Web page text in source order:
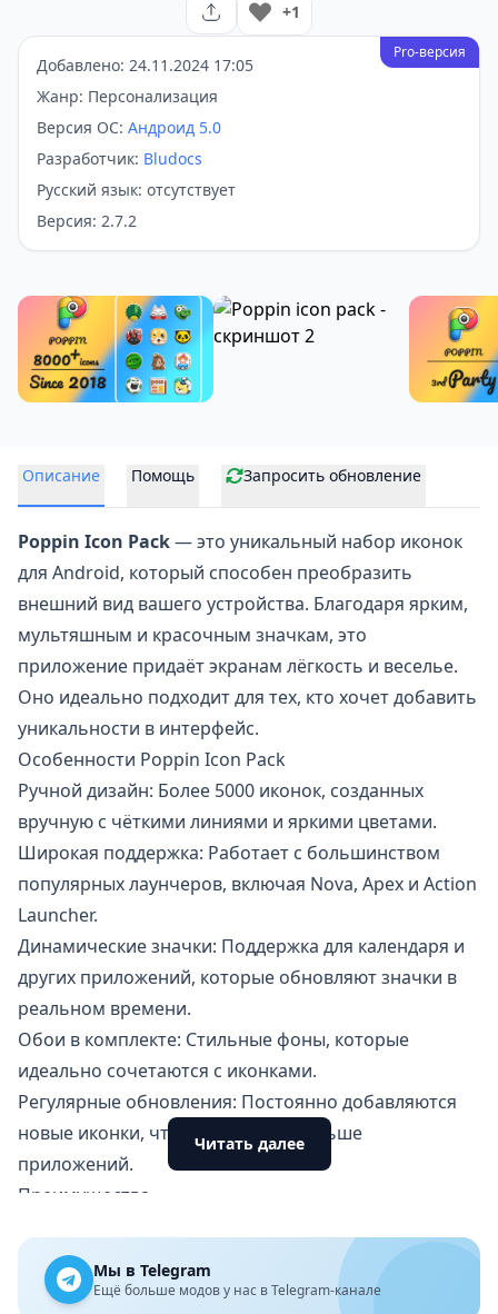
+1
Pro-версия
Добавлено: 24.11.2024 17:05
Жанр: Персонализация
Версия ОС: Андроид 5.0
Разработчик: Bludocs
Русский язык: отсутствует
Версия: 2.7.2
Описание Помощь Запросить обновление
Poppin Icon Pack— это уникальный набор иконок
для Android, который способен преобразить
внешний вид вашего устройства. Благодаря ярким,
мультяшным и красочным значкам, это
приложение придаёт экранам лёгкость и веселье.
Оно идеально подходит для тех, кто хочет добавить
уникальности в интерфейс.
Особенности Poppin Icon Pack
Ручной дизайн: Более 5000 иконок, созданных
вручную с чёткими линиями и яркими цветами.
Широкая поддержка: Работает с большинством
популярных лаунчеров, включая Nova, Apex и Action
Launcher.
Динамические значки: Поддержка для календаря и
других приложений, которые обновляют значки в
реальном времени.
Обои в комплекте: Стильные фоны, которые
идеально сочетаются с иконками.
Регулярные обновления: Постоянно добавляются
новые иконки, чтобы охватить больше
приложений.
Преимущества
интерфейса.
Удобство использования благодаря широкой
Читать далее
Мы в Telegram
Ещё больше модов у нас в Telegram-канале